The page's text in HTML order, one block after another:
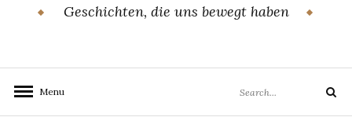
Geschichten, die uns bewegt haben
Menu
for:
Search